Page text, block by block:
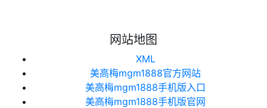
网站地图
XML
美高梅mgm1888官方网站
美高梅mgm1888手机版入口
美高梅mgm1888手机版官网